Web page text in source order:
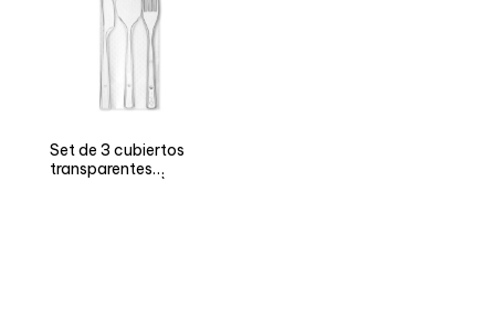
Set de 3 cubiertos
transparentes